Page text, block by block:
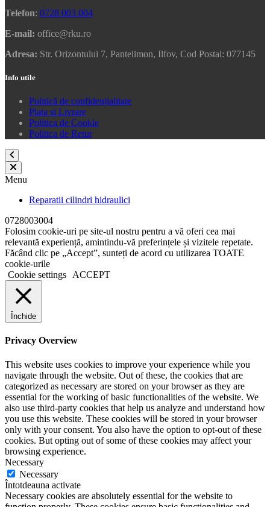
Telefon: 0728 003 004
E-mail: office@rku.ro
Adresa: Str. Orizontului 7, Pantelimon, Ilfov, Cod Postal: 077145
Info utile
Politică de confidențialitate
Plata si Livrare
Politica de Cookie
Politica de Retur
Menu
Reparatii cilindri hidraulici
0728003004
Folosim cookie-uri pe site-ul nostru pentru a vă oferi cea mai
relevantă experiență, amintindu-vă preferințele și vizitele repetate.
Făcând clic pe „Accept”, sunteți de acord cu utilizarea TOATE
cookie-urile
Cookie settings
ACCEPT
Închide
Privacy Overview
This website uses cookies to improve your experience while you
navigate through the website. Out of these, the cookies that are
categorized as necessary are stored on your browser as they are
essential for the working of basic functionalities of the website. We
also use third-party cookies that help us analyze and understand how
you use this website. These cookies will be stored in your browser
only with your consent. You also have the option to opt-out of these
cookies. But opting out of some of these cookies may affect your
browsing experience.
Necessary
Necessary
Întotdeauna activate
Necessary cookies are absolutely essential for the website to